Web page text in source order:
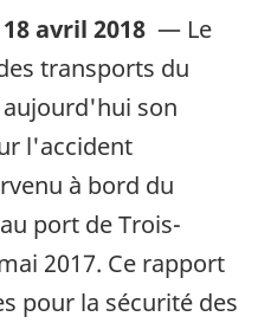
avril 2018 — Le
transports du
aujourd'hui son
l'accident
à bord du
au port de Trois-
2017. Ce rapport
pour la sécurité des